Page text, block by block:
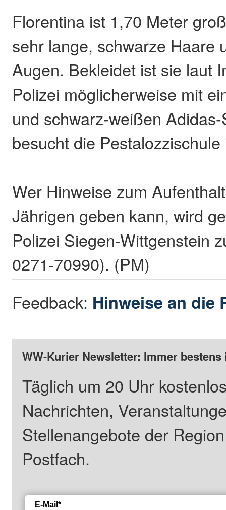
Florentina ist 1,70 Meter
sehr lange, schwarze Haare
Augen. Bekleidet ist sie laut
Polizei möglicherweise mit
und schwarz-weißen
besucht die
Wer Hinweise zum
Jährigen geben kann, wird
Polizei Siegen-Wittgenstein
0271-70990). (PM)
Feedback: Hinweise an die
WW-Kurier Newsletter: Immer
Täglich um 20 Uhr
Nachrichten,
Stellenangebote der
Postfach.
E-Mail*